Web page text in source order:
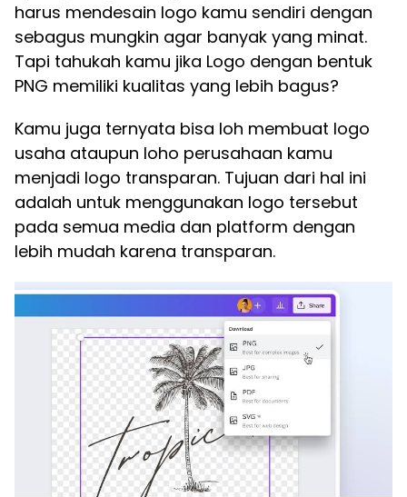
harus mendesain logo kamu sendiri dengan
sebagus mungkin agar banyak yang minat.
Tapi tahukah kamu jika Logo dengan bentuk
PNG memiliki kualitas yang lebih bagus?
Kamu juga ternyata bisa loh membuat logo
usaha ataupun loho perusahaan kamu
menjadi logo transparan. Tujuan dari hal ini
adalah untuk menggunakan logo tersebut
pada semua media dan platform dengan
lebih mudah karena transparan.